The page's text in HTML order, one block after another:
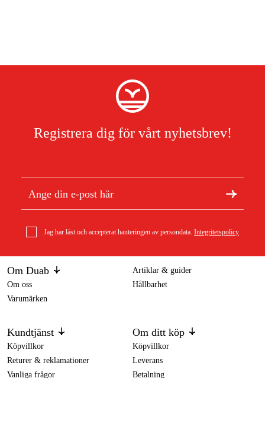
Registrera dig för vårt nyhetsbrev!
Jag har läst och accepterat hanteringen av persondata. Integritetspolicy
Om Duab
Om oss
Varumärken
Artiklar & guider
Hållbarhet
Kundtjänst
Köpvillkor
Returer & reklamationer
Vanliga frågor
Om ditt köp
Köpvillkor
Leverans
Betalning